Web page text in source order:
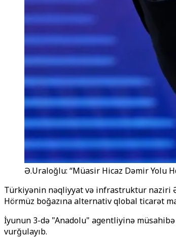
Ə.Uraloğlu: “Müasir Hicaz Dəmir Yolu
Türkiyənin nəqliyyat və infrastruktur naziri
Hörmüz boğazına alternativ qlobal ticarət
İyunun 3-də "Anadolu" agentliyinə
vurğulayıb.